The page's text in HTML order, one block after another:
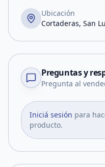
Ubicación
Cortaderas, San
Preguntas y
Pregunta al
Iniciá sesión para
producto.